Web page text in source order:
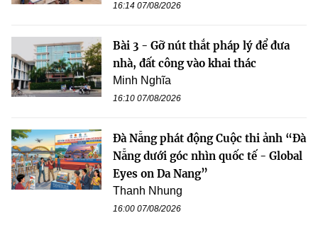
16:14 07/08/2026
Bài 3 - Gỡ nút thắt pháp lý để đưa
nhà, đất công vào khai thác
Minh Nghĩa
16:10 07/08/2026
Đà Nẵng phát động Cuộc thi ảnh “Đà
Nẵng dưới góc nhìn quốc tế - Global
Eyes on Da Nang”
Thanh Nhung
16:00 07/08/2026